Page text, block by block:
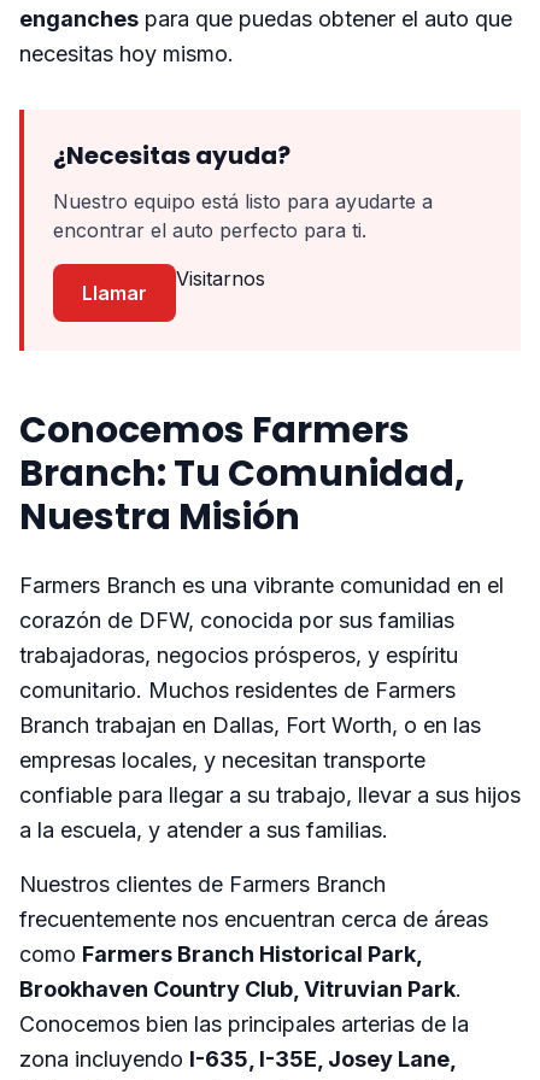
enganches para que puedas obtener el auto que
necesitas hoy mismo.
¿Necesitas ayuda?
Nuestro equipo está listo para ayudarte a
encontrar el auto perfecto para ti.
Llamar
Visitarnos
Conocemos Farmers
Branch: Tu Comunidad,
Nuestra Misión
Farmers Branch es una vibrante comunidad en el
corazón de DFW, conocida por sus familias
trabajadoras, negocios prósperos, y espíritu
comunitario. Muchos residentes de Farmers
Branch trabajan en Dallas, Fort Worth, o en las
empresas locales, y necesitan transporte
confiable para llegar a su trabajo, llevar a sus hijos
a la escuela, y atender a sus familias.
Nuestros clientes de Farmers Branch
frecuentemente nos encuentran cerca de áreas
como Farmers Branch Historical Park,
Brookhaven Country Club, Vitruvian Park.
Conocemos bien las principales arterias de la
zona incluyendo I-635, I-35E, Josey Lane,